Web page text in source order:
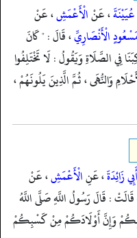
، عَنْالْأَعْمَشِ، عَنْ
الْأَنْصَارِيِّ، قَالَ : " كَانَ
فِي الصَّلَاةِ وَيَقُولُ : لَا تَخْتَلِفُوا
وَالنُّهَى ، ثُمَّ الَّذِينَ يَلُونَهُمْ ،
زَائِدَةَ، عَنِالْأَعْمَشِ، عَنْ
قَالَتْ : قَالَ رَسُولُ اللَّهِ صَلَّى اللَّهُ
وَإِنَّ أَوْلَادَكُمْ مِنْ كَسْبِكُمْ